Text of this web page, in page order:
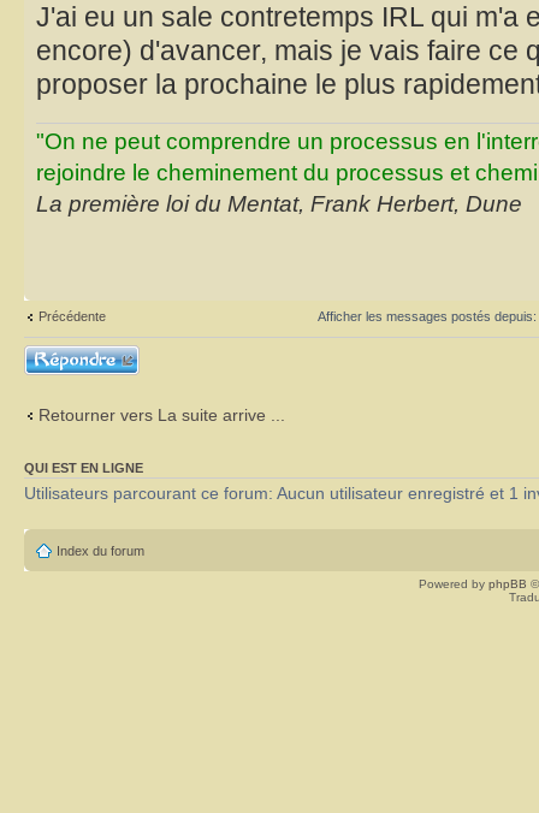
J'ai eu un sale contretemps IRL qui m'a
encore) d'avancer, mais je vais faire ce
proposer la prochaine le plus
"On ne peut comprendre un processus en
rejoindre le cheminement du processus et
La première loi du Mentat, Frank Herbert, Dune
Précédente Afficher les messages postés depuis:
Répondre
Retourner vers La suite arrive ...
QUI EST EN LIGNE
Utilisateurs parcourant ce forum: Aucun utilisateur enregistré et 1
Index du forum
Powered by phpBB